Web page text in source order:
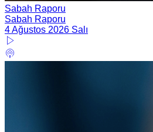
Sabah Raporu
Sabah Raporu
4 Ağustos 2026 Salı